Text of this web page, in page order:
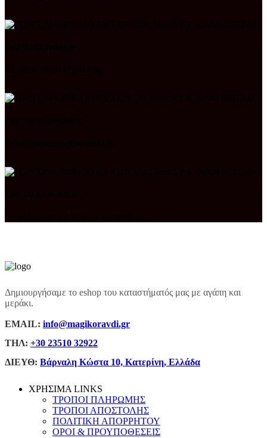
Δημιουργήσαμε το eshop του καταστήματός μας με αγάπη και
μεράκι.
ΕΜΑΙL: info@magikoravdi.gr
ΤΗΛ: +30 23510 32922
ΔΙΕΥΘ: Βάρναλη Κώστα 10, Κατερίνη, Ελλάδα
ΧΡΗΣΙΜΑ LINKS
ΤΡΟΠΟΙ ΠΛΗΡΩΜΗΣ
ΤΡΟΠΟΙ ΑΠΟΣΤΟΛΗΣ
ΠΟΛΙΤΙΚΗ ΑΠΟΡΡΗΤΟΥ
ΟΡΟΙ & ΠΡΟΥΠΟΘΕΣΕΙΣ